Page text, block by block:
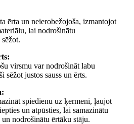
ērta un neierobežojoša, izmantojot
lai nodrošinātu
virsmu var nodrošināt labu
sēžot justos sauss un ērts.
spiedienu uz ķermeni, ļaujot
un atpūsties, lai samazinātu
nodrošinātu ērtāku stāju.